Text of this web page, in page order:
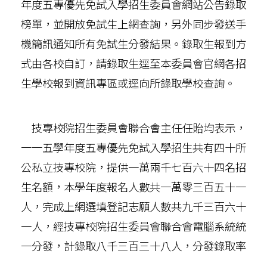
年度五專優先免試入學招生委員會網站公告錄取
榜單，並開放免試生上網查詢，另外同步發送手
機簡訊通知所有免試生分發結果。錄取生報到方
式由各校自訂，請錄取生逕至本委員會官網各招
生學校報到資訊專區或逕向所錄取學校查詢。
技專校院招生委員會聯合會主任任貽均表示，
一一五學年度五專優先免試入學招生共有四十所
公私立技專校院，提供一萬兩千七百六十四名招
生名額，本學年度報名人數共一萬零三百五十一
人，完成上網選填登記志願人數共九千三百六十
一人，經技專校院招生委員會聯合會電腦系統統
一分發，計錄取八千三百三十八人，分發錄取率